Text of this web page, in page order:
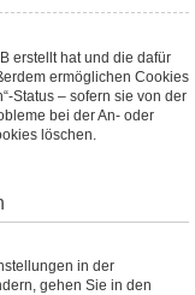
erstellt hat und die dafür
ermöglichen Cookies
Status – sofern sie von der
bei der An- oder
löschen.
in der
gehen Sie in den